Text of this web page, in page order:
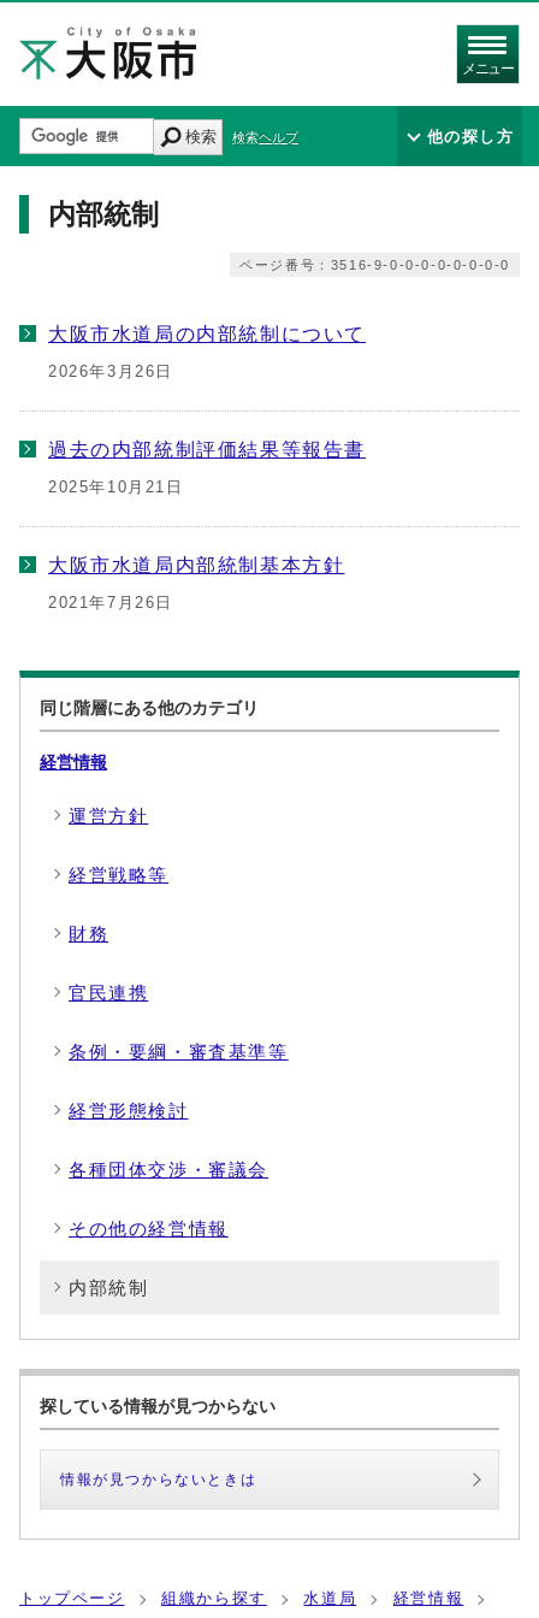
メニュー
検索 検索ヘルプ 他の探し方
内部統制
ページ番号：3516-9-0-0-0-0-0-0-0-0
大阪市水道局の内部統制について
2026年3月26日
過去の内部統制評価結果等報告書
2025年10月21日
大阪市水道局内部統制基本方針
2021年7月26日
同じ階層にある他のカテゴリ
経営情報
運営方針
経営戦略等
財務
官民連携
条例・要綱・審査基準等
経営形態検討
各種団体交渉・審議会
その他の経営情報
内部統制
探している情報が見つからない
情報が見つからないときは
トップページ 組織から探す 水道局 経営情報